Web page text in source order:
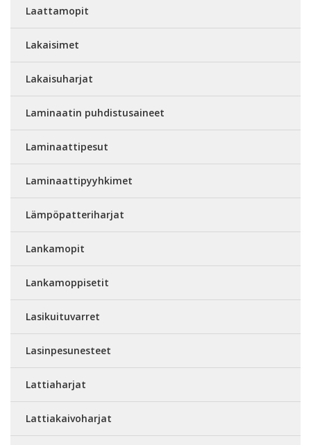
Laattamopit
Lakaisimet
Lakaisuharjat
Laminaatin puhdistusaineet
Laminaattipesut
Laminaattipyyhkimet
Lämpöpatteriharjat
Lankamopit
Lankamoppisetit
Lasikuituvarret
Lasinpesunesteet
Lattiaharjat
Lattiakaivoharjat